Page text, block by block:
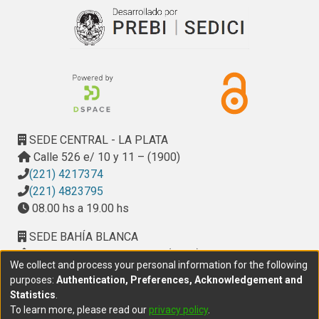
SEDE CENTRAL - LA PLATA
Calle 526 e/ 10 y 11 – (1900)
(221) 4217374
(221) 4823795
08.00 hs a 19.00 hs
SEDE BAHÍA BLANCA
Calle Ciudad de Cali 320 – (8000). Universidad
Provincial del Sudoeste (UPSO)
(291) 459 2550, interno 147
10.00 h a 14.00 h
We collect and process your personal information for the following
purposes: Authentication, Preferences, Acknowledgement and
Statistics
To learn more, please read ourprivacy policy.